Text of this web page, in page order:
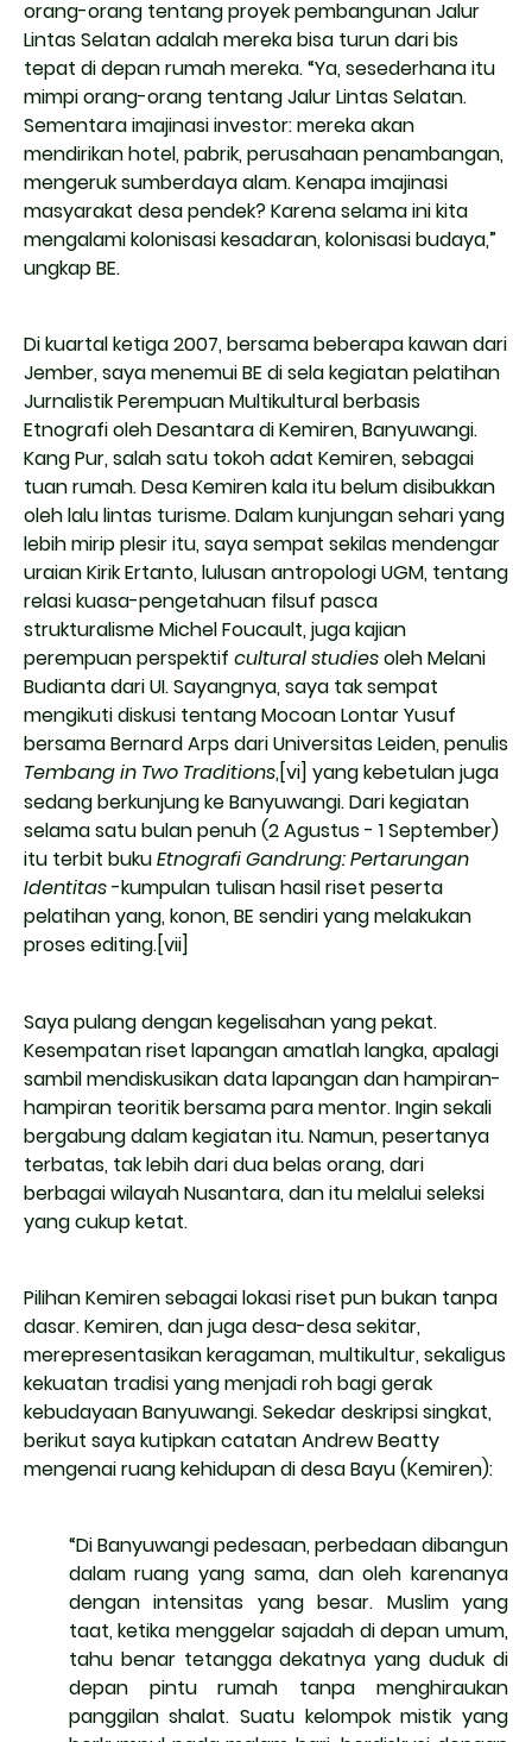
orang-orang tentang proyek pembangunan Jalur
Lintas Selatan adalah mereka bisa turun dari bis
tepat di depan rumah mereka. “Ya, sesederhana itu
mimpi orang-orang tentang Jalur Lintas Selatan.
Sementara imajinasi investor: mereka akan
mendirikan hotel, pabrik, perusahaan penambangan,
mengeruk sumberdaya alam. Kenapa imajinasi
masyarakat desa pendek? Karena selama ini kita
mengalami kolonisasi kesadaran, kolonisasi budaya,”
ungkap BE.
Di kuartal ketiga 2007, bersama beberapa kawan dari
Jember, saya menemui BE di sela kegiatan pelatihan
Jurnalistik Perempuan Multikultural berbasis
Etnografi oleh Desantara di Kemiren, Banyuwangi.
Kang Pur, salah satu tokoh adat Kemiren, sebagai
tuan rumah. Desa Kemiren kala itu belum disibukkan
oleh lalu lintas turisme. Dalam kunjungan sehari yang
lebih mirip plesir itu, saya sempat sekilas mendengar
uraian Kirik Ertanto, lulusan antropologi UGM, tentang
relasi kuasa-pengetahuan filsuf pasca
strukturalisme Michel Foucault, juga kajian
perempuan perspektif cultural studiesoleh Melani
Budianta dari UI. Sayangnya, saya tak sempat
mengikuti diskusi tentang Mocoan Lontar Yusuf
bersama Bernard Arps dari Universitas Leiden, penulis
Tembang in Two Traditions,[vi] yang kebetulan juga
sedang berkunjung ke Banyuwangi. Dari kegiatan
selama satu bulan penuh (2 Agustus - 1 September)
itu terbit bukuEtnografi Gandrung: Pertarungan
Identitas-kumpulan tulisan hasil riset peserta
pelatihan yang, konon, BE sendiri yang melakukan
proses editing.[vii]
Saya pulang dengan kegelisahan yang pekat.
Kesempatan riset lapangan amatlah langka, apalagi
sambil mendiskusikan data lapangan dan hampiran-
hampiran teoritik bersama para mentor. Ingin sekali
bergabung dalam kegiatan itu. Namun, pesertanya
terbatas, tak lebih dari dua belas orang, dari
berbagai wilayah Nusantara, dan itu melalui seleksi
yang cukup ketat.
Pilihan Kemiren sebagai lokasi riset pun bukan tanpa
dasar. Kemiren, dan juga desa-desa sekitar,
merepresentasikan keragaman, multikultur, sekaligus
kekuatan tradisi yang menjadi roh bagi gerak
kebudayaan Banyuwangi. Sekedar deskripsi singkat,
berikut saya kutipkan catatan Andrew Beatty
mengenai ruang kehidupan di desa Bayu (Kemiren):
“Di Banyuwangi pedesaan, perbedaan dibangun
dalam ruang yang sama, dan oleh karenanya
dengan intensitas yang besar. Muslim yang
taat, ketika menggelar sajadah di depan umum,
tahu benar tetangga dekatnya yang duduk di
depan pintu rumah tanpa menghiraukan
panggilan shalat. Suatu kelompok mistik yang